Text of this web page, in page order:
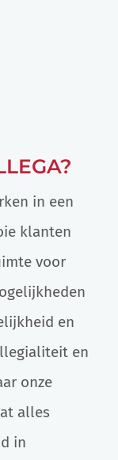
in een
klanten
voor
en
en
onze
alles
in